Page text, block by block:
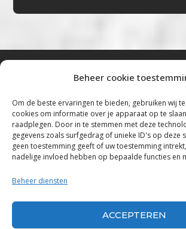
Beheer cookie
Om de beste ervaringen te bieden, gebruiken wij
cookies om informatie over je apparaat op te
raadplegen. Door in te stemmen met deze
gegevens zoals surfgedrag of unieke ID's op deze
geen toestemming geeft of uw toestemming
nadelige invloed hebben op bepaalde functies en
Beheer diensten
ACCEPTEREN
“Voor de mooiste Blues,
Americana”
Copyright 2019 – 2026 Bluestown